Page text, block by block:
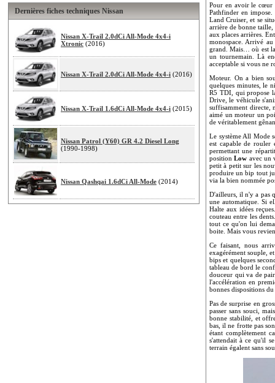
Dernières fiches techniques Nissan
Nissan X-Trail 2.0dCi All-Mode 4x4-i
Xtronic (2016)
Nissan X-Trail 2.0dCi All-Mode 4x4-i (2016)
Nissan X-Trail 1.6dCi All-Mode 4x4-i (2015)
Nissan Patrol (Y60) GR 4.2 Diesel Long
(1990-1998)
Nissan Qashqai 1.6dCi All-Mode (2014)
Pour en avoir le cœur
Pathfinder en
Land Cruiser, et se
arrière de bonne
aux places arrières.
monospace. Arrivé
grand. Mais… où est
un tournemain. Là
acceptable si vous ne
Moteur. On a bien
quelques minutes, le
R5 TDI, qui propose
Drive, le véhicule
suffisamment directe,
aimé un moteur un
de véritablement
Le système All Mode
est capable de rouler
permettant une
positionLow avec un
petit à petit sur les
produire un bip tout
via la bien nommée
D'ailleurs, il n'y a pas
une automatique. Si
Halte aux idées
couteau entre les
tout ce qu'on lui
boite. Mais vous
Ce faisant, nous
exagérément souple,
bips et quelques
tableau de bord le
douceur qui va de
l'accélération en
bonnes dispositions
Pas de surprise en
passer sans souci,
bonne stabilité, et
bas, il ne frotte pas
étant complètement
s'attendait à ce qu'il
terrain égalent sans